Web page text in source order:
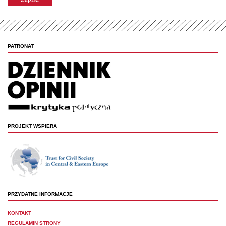
PATRONAT
PROJEKT WSPIERA
PRZYDATNE INFORMACJE
KONTAKT
REGULAMIN STRONY